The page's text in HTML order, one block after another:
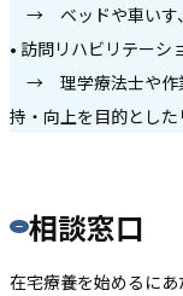
→ ベッドや車いす、
• 訪問リハビリテーシ
→ 理学療法士や作
持・向上を目的とした
相談窓口
在宅療養を始めるに